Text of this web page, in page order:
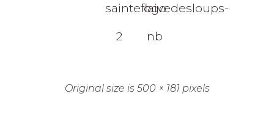
sainteflaivedesloups-
2
logo-
nb
Original size is 500 × 181 pixels